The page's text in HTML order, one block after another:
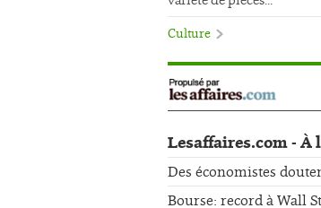
Culture
Lesaffaires.com - À
Des économistes
Bourse: record à Wall